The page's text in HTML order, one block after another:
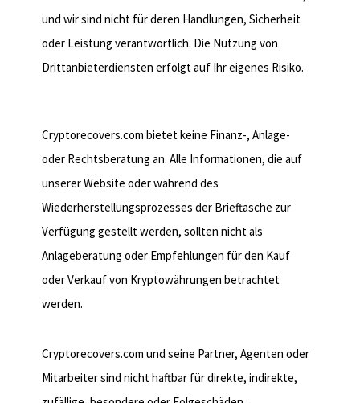
und wir sind nicht für deren Handlungen, Sicherheit
oder Leistung verantwortlich. Die Nutzung von
Drittanbieterdiensten erfolgt auf Ihr eigenes Risiko.
Cryptorecovers.com bietet keine Finanz-, Anlage-
oder Rechtsberatung an. Alle Informationen, die auf
unserer Website oder während des
Wiederherstellungsprozesses der Brieftasche zur
Verfügung gestellt werden, sollten nicht als
Anlageberatung oder Empfehlungen für den Kauf
oder Verkauf von Kryptowährungen betrachtet
werden.
Cryptorecovers.com und seine Partner, Agenten oder
Mitarbeiter sind nicht haftbar für direkte, indirekte,